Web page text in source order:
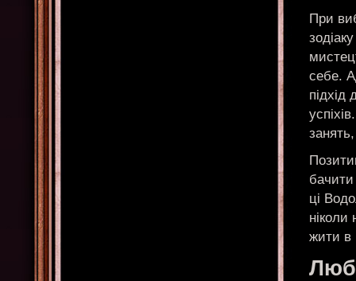
При
себе.
підхід
ці
ніколи
жити в